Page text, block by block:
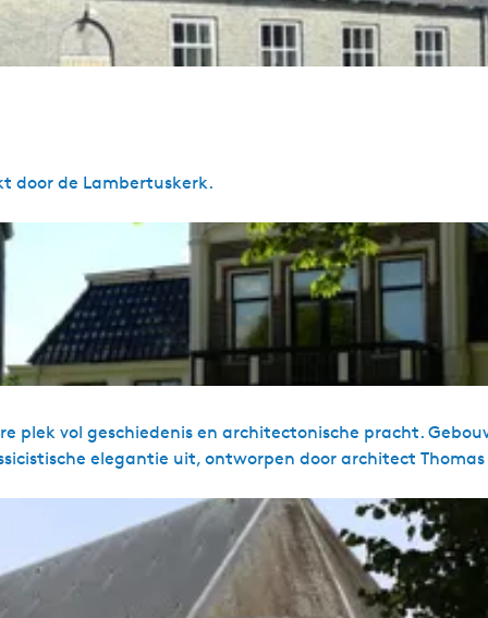
door de Lambertuskerk.
plek vol geschiedenis en architectonische pracht.
elegantie uit, ontworpen door architect Thomas